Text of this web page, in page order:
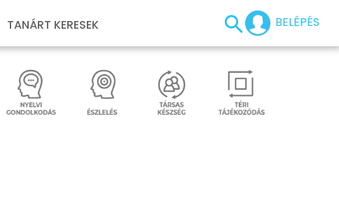
BELÉPÉS
TANÁRT KERESEK